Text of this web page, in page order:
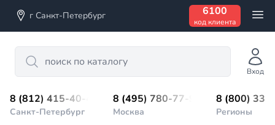
г Санкт-Петербург 6100
код клиента
Search
Вход
8 (812) 415-40-45
Санкт-Петербург
8 (495) 780-77-98
Москва
8 (800)
Регионы